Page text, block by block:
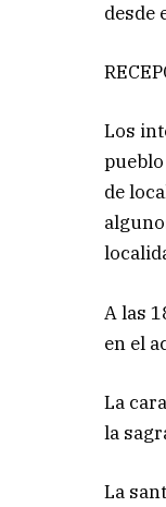
desde
Los
de
A las
en el
La
la
La